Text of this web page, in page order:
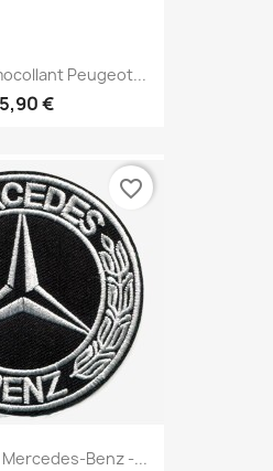
Peugeot...
5,90 €
Benz -...
favorite_border